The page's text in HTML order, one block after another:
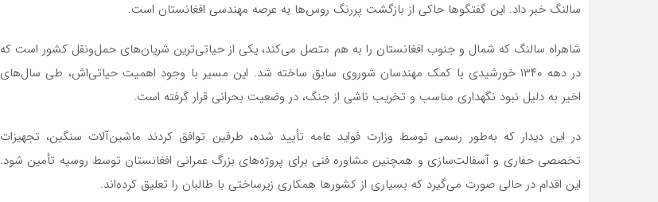
سالنگ خبر داد. این گفتگوها حاکی از بازگشت پررنگ روس‌ها به عرصه مهندسی افغانستان است.
شاهراه سالنگ که شمال و جنوب افغانستان را به هم متصل می‌کند، یکی از حیاتی‌ترین شریان‌های حمل‌ونقل کشور است که
در دهه ۱۳۴۰ خورشیدی با کمک مهندسان شوروی سابق ساخته شد. این مسیر با وجود اهمیت حیاتی‌اش، طی سال‌های
اخیر به دلیل نبود نگهداری مناسب و تخریب ناشی از جنگ، در وضعیت بحرانی قرار گرفته است.
در این دیدار که به‌طور رسمی توسط وزارت فواید عامه تأیید شده، طرفین توافق کردند ماشین‌آلات سنگین، تجهیزات
تخصصی حفاری و آسفالت‌سازی و همچنین مشاوره فنی برای پروژه‌های بزرگ عمرانی افغانستان توسط روسیه تأمین شود.
این اقدام در حالی صورت می‌گیرد که بسیاری از کشورها همکاری زیرساختی با طالبان را تعلیق کرده‌اند.